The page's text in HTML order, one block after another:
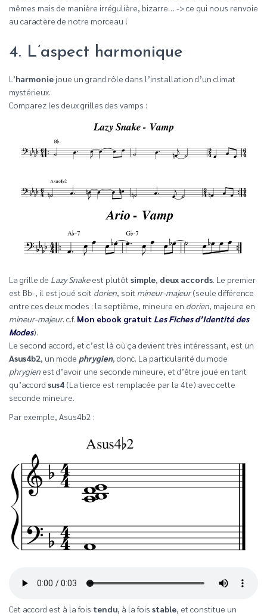
mêmes mais de manière irrégulière, bizarre… -> ce qui nous renvoie
au caractère de notre morceau !
4. L’aspect harmonique
L’harmonie joue un grand rôle dans l’installation d’un climat
mystérieux.
Comparez les deux grilles des vamps :
La grille de Lazy Snakeest plutôt simple, deux accords. Le premier
est Bb-, il est joué soit dorien, soit mineur-majeur(seule différence
entre ces deux modes : la septième, mineure en dorien, majeure en
mineur-majeur. c.f. Mon ebook gratuit Les Fiches d’Identité des
Modes).
Le second accord, et c’est là où ça devient très intéressant, est un
Asus4b2, un mode phrygien, donc. La particularité du mode
phrygien est d’avoir une seconde mineure, et d’être joué en tant
qu’accord sus4 (La tierce est remplacée par la 4te) avec cette
seconde mineure.
Par exemple, Asus4b2 :
Cet accord est à la fois tendu, à la fois stable, et constitue un